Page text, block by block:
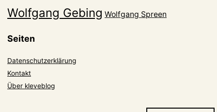
Wolfgang Gebing Wolfgang Spreen
Seiten
Datenschutzerklärung
Kontakt
Über kleveblog